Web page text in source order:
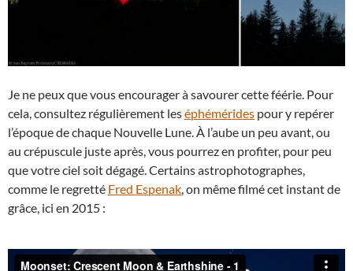
Je ne peux que vous encourager à savourer cette féérie. Pour
cela, consultez régulièrement leséphémérides pour y repérer
l’époque de chaque Nouvelle Lune. À l’aube un peu avant, ou
au crépuscule juste après, vous pourrez en profiter, pour peu
que votre ciel soit dégagé. Certains astrophotographes,
comme le regretté Fred Espenak, on même filmé cet instant de
grâce, ici en 2015 :